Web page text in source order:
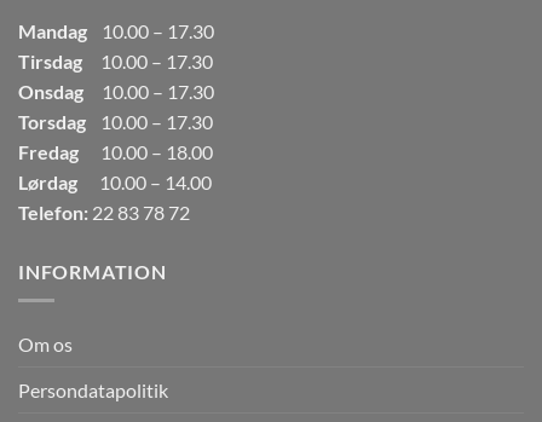
Mandag
10.00 – 17.30
Tirsdag
10.00 – 17.30
Onsdag
10.00 – 17.30
Torsdag
10.00 – 17.30
Fredag
10.00 – 18.00
Lørdag
10.00 – 14.00
Telefon: 22 83 78 72
INFORMATION
Om os
Persondatapolitik